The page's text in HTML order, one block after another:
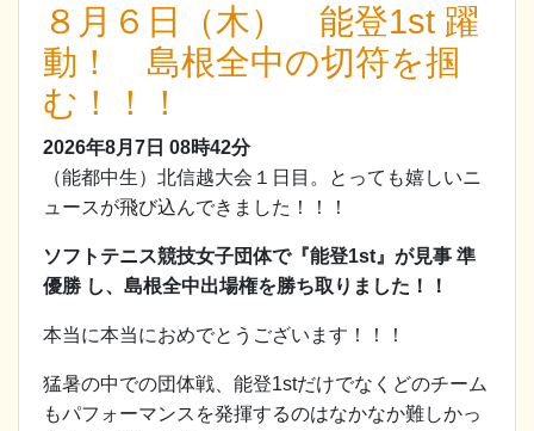
８月６日（木） 能登1st 躍
動！ 島根全中の切符を掴
む！！！
2026年8月7日 08時42分
（能都中生）北信越大会１日目。とっても嬉しいニ
ュースが飛び込んできました！！！
ソフトテニス競技女子団体で『能登1st』が見事 準
優勝 し、島根全中出場権を勝ち取りました！！
本当に本当におめでとうございます！！！
猛暑の中での団体戦、能登1stだけでなくどのチーム
もパフォーマンスを発揮するのはなかなか難しかっ